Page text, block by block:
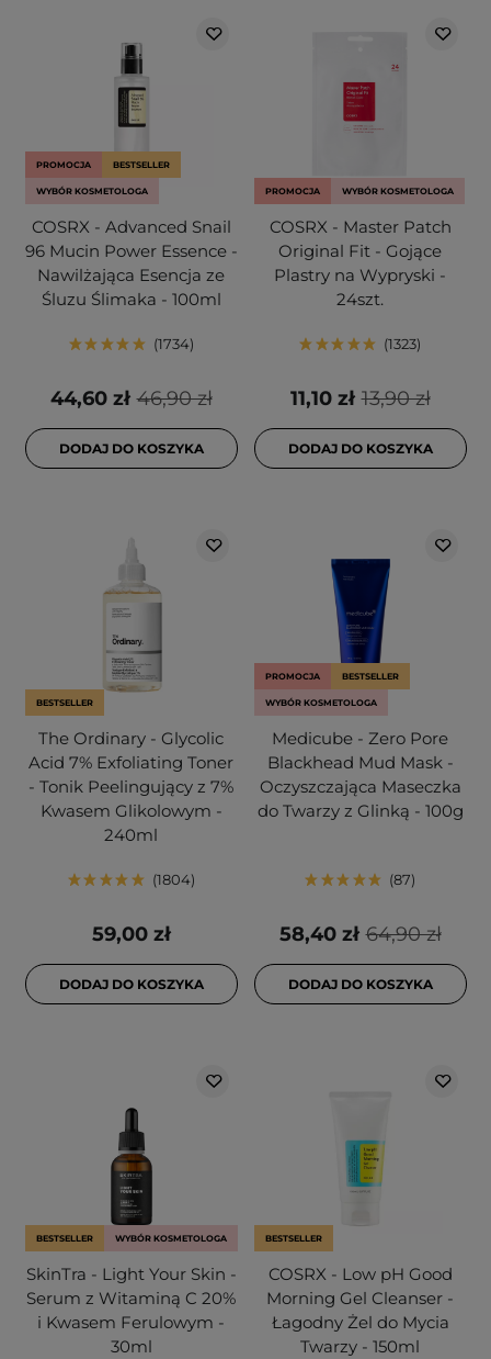
PROMOCJA BESTSELLER
WYBÓR KOSMETOLOGA
COSRX - Advanced Snail
96 Mucin Power Essence -
Nawilżająca Esencja ze
Śluzu Ślimaka - 100ml
1734
46,90 zł
44,60 zł
DODAJ DO KOSZYKA
PROMOCJA WYBÓR KOSMETOLOGA
COSRX - Master Patch
Original Fit - Gojące
Plastry na Wypryski -
24szt.
1323
13,90 zł
11,10 zł
DODAJ DO KOSZYKA
BESTSELLER
The Ordinary - Glycolic
Acid 7% Exfoliating Toner
- Tonik Peelingujący z 7%
Kwasem Glikolowym -
240ml
1804
59,00 zł
DODAJ DO KOSZYKA
PROMOCJA BESTSELLER
WYBÓR KOSMETOLOGA
Medicube - Zero Pore
Blackhead Mud Mask -
Oczyszczająca Maseczka
do Twarzy z Glinką - 100g
87
64,90 zł
58,40 zł
DODAJ DO KOSZYKA
BESTSELLER WYBÓR KOSMETOLOGA
SkinTra - Light Your Skin -
Serum z Witaminą C 20%
i Kwasem Ferulowym -
30ml
BESTSELLER
COSRX - Low pH Good
Morning Gel Cleanser -
Łagodny Żel do Mycia
Twarzy - 150ml